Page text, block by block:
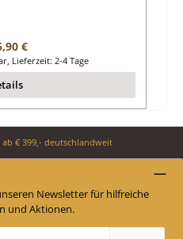
Preis:
€
Lieferzeit: 2-4 Tage
€ 399,- deutschlandweit
Newsletter für hilfreiche
und Aktionen.